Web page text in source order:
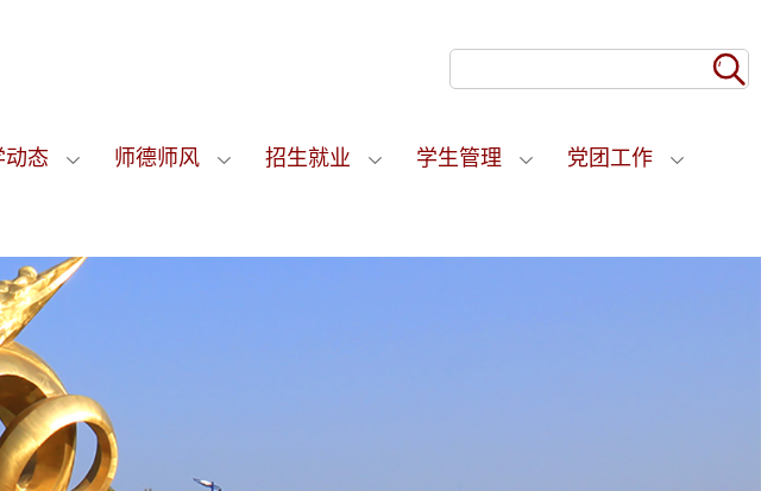
动态 师德师风 招生就业 学生管理 党团工作